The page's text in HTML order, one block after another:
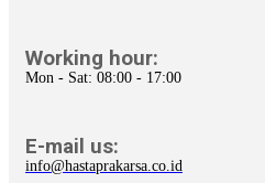
Working hour:
Mon - Sat: 08:00 - 17:00
E-mail us:
info@hastaprakarsa.co.id